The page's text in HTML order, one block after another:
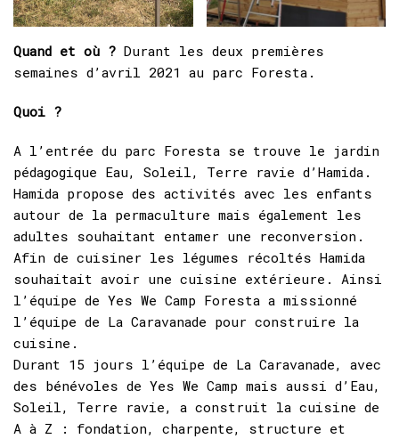
Quand et où ? Durant les deux premières
semaines d’avril 2021 au parc Foresta.
Quoi ?
A l’entrée du parc Foresta se trouve le jardin
pédagogique Eau, Soleil, Terre ravie d’Hamida.
Hamida propose des activités avec les enfants
autour de la permaculture mais également les
adultes souhaitant entamer une reconversion.
Afin de cuisiner les légumes récoltés Hamida
souhaitait avoir une cuisine extérieure. Ainsi
l’équipe de Yes We Camp Foresta a missionné
l’équipe de La Caravanade pour construire la
cuisine.
Durant 15 jours l’équipe de La Caravanade, avec
des bénévoles de Yes We Camp mais aussi d’Eau,
Soleil, Terre ravie, a construit la cuisine de
A à Z : fondation, charpente, structure et